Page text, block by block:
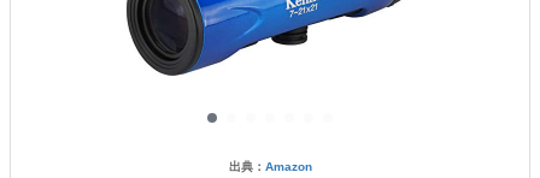
出典： Amazon